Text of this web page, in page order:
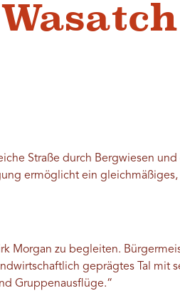
Straße durch Bergwiesen
ermöglicht ein
Morgan zu begleiten.
geprägtes Tal mit
Gruppenausflüge.“